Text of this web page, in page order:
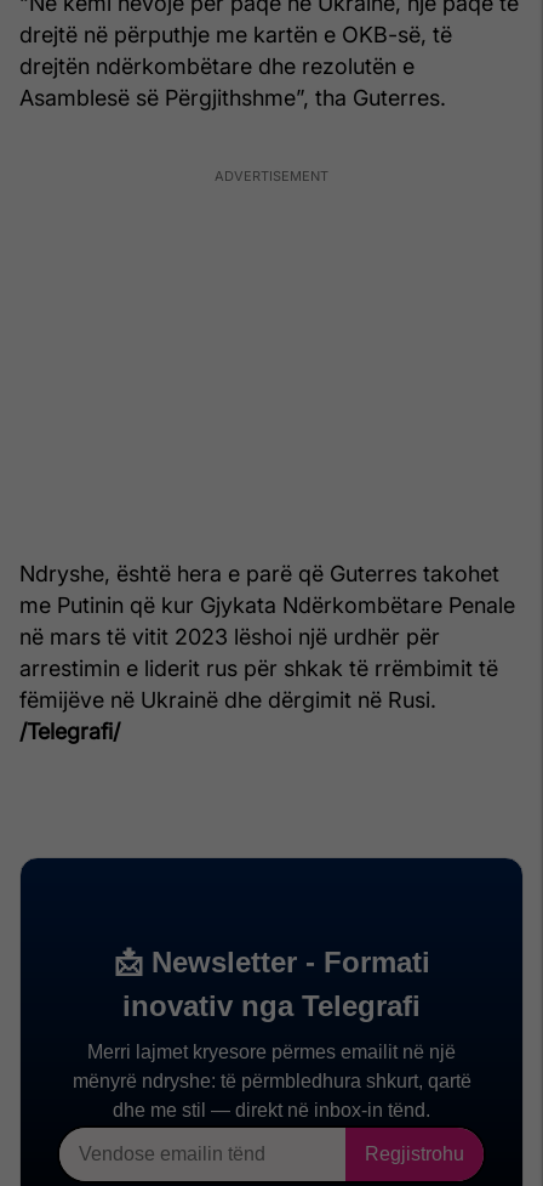
drejtë në përputhje me kartën e OKB-së, të
drejtën ndërkombëtare dhe rezolutën e
Asamblesë së Përgjithshme”, tha Guterres.
Ndryshe, është hera e parë që Guterres takohet
me Putinin që kur Gjykata Ndërkombëtare Penale
në mars të vitit 2023 lëshoi ​​një urdhër për
arrestimin e liderit rus për shkak të rrëmbimit të
fëmijëve në Ukrainë dhe dërgimit në Rusi.
/Telegrafi/